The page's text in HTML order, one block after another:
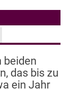
beiden
das bis zu
ein Jahr